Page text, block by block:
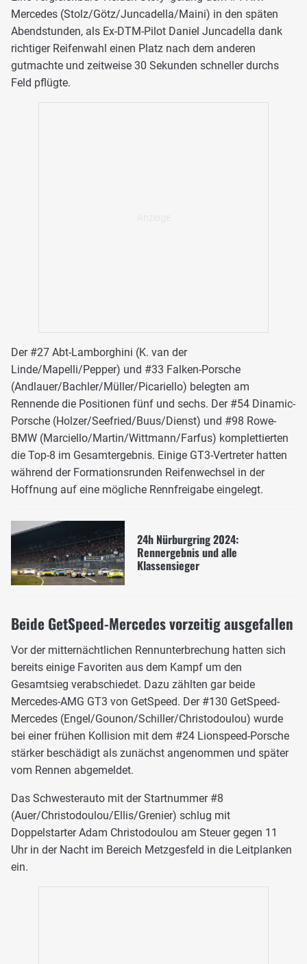
Mercedes (Stolz/Götz/Juncadella/Maini) in den späten
Abendstunden, als Ex-DTM-Pilot Daniel Juncadella dank
richtiger Reifenwahl einen Platz nach dem anderen
gutmachte und zeitweise 30 Sekunden schneller durchs
Feld pflügte.
Der #27 Abt-Lamborghini (K. van der
Linde/Mapelli/Pepper) und #33 Falken-Porsche
(Andlauer/Bachler/Müller/Picariello) belegten am
Rennende die Positionen fünf und sechs. Der #54 Dinamic-
Porsche (Holzer/Seefried/Buus/Dienst) und #98 Rowe-
BMW (Marciello/Martin/Wittmann/Farfus) komplettierten
die Top-8 im Gesamtergebnis. Einige GT3-Vertreter hatten
während der Formationsrunden Reifenwechsel in der
Hoffnung auf eine mögliche Rennfreigabe eingelegt.
24h Nürburgring 2024:
Rennergebnis und alle
Klassensieger
Beide GetSpeed-Mercedes vorzeitig ausgefallen
Vor der mitternächtlichen Rennunterbrechung hatten sich
bereits einige Favoriten aus dem Kampf um den
Gesamtsieg verabschiedet. Dazu zählten gar beide
Mercedes-AMG GT3 von GetSpeed. Der #130 GetSpeed-
Mercedes (Engel/Gounon/Schiller/Christodoulou) wurde
bei einer frühen Kollision mit dem #24 Lionspeed-Porsche
stärker beschädigt als zunächst angenommen und später
vom Rennen abgemeldet.
Das Schwesterauto mit der Startnummer #8
(Auer/Christodoulou/Ellis/Grenier) schlug mit
Doppelstarter Adam Christodoulou am Steuer gegen 11
Uhr in der Nacht im Bereich Metzgesfeld in die Leitplanken
ein.